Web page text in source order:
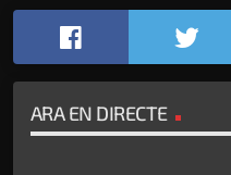
ARA EN DIRECTE